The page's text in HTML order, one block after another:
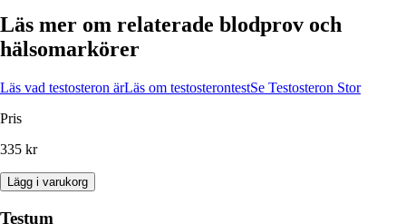
Läs mer om relaterade blodprov och
hälsomarkörer
Läs vad testosteron ärLäs om testosterontestSe Testosteron Stor
Pris
335 kr
Lägg i varukorg
Testum